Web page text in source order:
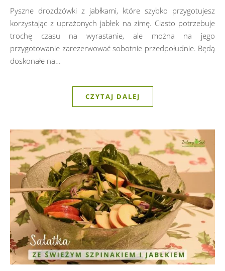
Pyszne drożdżówki z jabłkami, które szybko przygotujesz
korzystając z uprażonych jabłek na zimę. Ciasto potrzebuje
trochę czasu na wyrastanie, ale można na jego
przygotowanie zarezerwować sobotnie przedpołudnie. Będą
doskonałe na…
CZYTAJ DALEJ